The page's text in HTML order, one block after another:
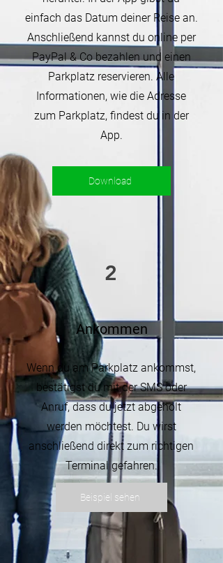
einfach das Datum deiner Reise an.
Anschließend kannst du online per
PayPal & Co bezahlen und einen
Parkplatz reservieren. Alle
Informationen, wie die Adresse
zum Parkplatz, findest du in der
App.
Download
2
Ankommen
Wenn du am Parkplatz ankommst,
bestätigst du mit der SMS oder
Anruf, dass du jetzt abgeholt
werden möchtest. Du wirst
anschließend direkt zum richtigen
Terminal gefahren.
Beispiel sehen